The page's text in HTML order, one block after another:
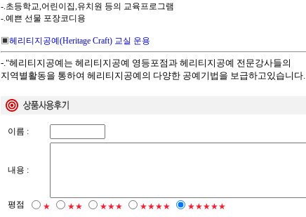
-.초등학교,어린이집,유치원 등의 교육프로그램
-.예쁜 선물 포장코디용
▣헤리티지공예(Heritage Craft) 교실 운용
-."헤리티지공예는 헤리티지공예 영등포점과 헤리티지공예 전문강사들의
지역별활동을 통하여 헤리티지공예의 다양한 공예기법을 보급하고있습니다.
이름 :
내용 :
평점 ★ ★★ ★★★ ★★★★ ★★★★★